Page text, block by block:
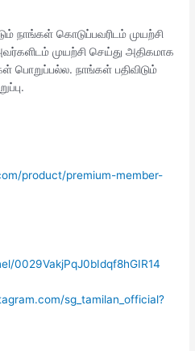
நாங்கள் கொடுப்பவரிடம் முயற்சி
முயற்சி செய்து அதிகமாக
பொறுப்பல்ல. நாங்கள் பதிவிடும்
product/premium-member-
0029VakjPqJ0bIdqf8hGIR14
sg_tamilan_official?